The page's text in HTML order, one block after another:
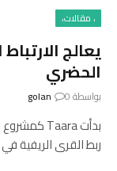
، مقالات،
يعالج
الحضري
بواسطة golan 0
ربط القرى الريفية